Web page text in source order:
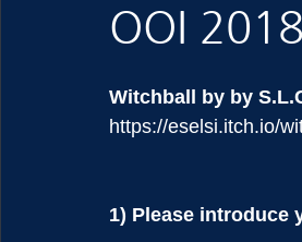
OOI
Witchball by by
https://eselsi.itch.io/
1) Please introduce